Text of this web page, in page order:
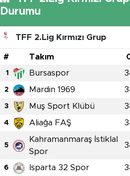
Durumu
TFF 2.Lig Kırmızı Grup
# Takım
1 Bursaspor
2 Mardin 1969
3 Muş Sport Klübü
4 Aliağa FAŞ
5
Kahramanmaraş İstiklal
Spor
6 Isparta 32 Spor